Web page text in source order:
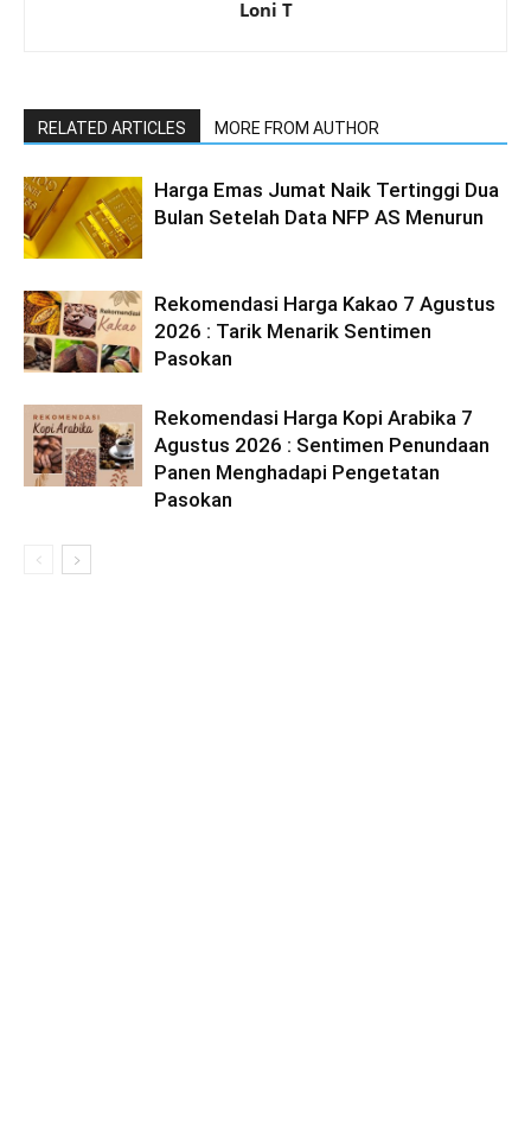
Loni T
RELATED ARTICLES MORE FROM AUTHOR
Harga Emas Jumat Naik Tertinggi Dua
Bulan Setelah Data NFP AS Menurun
Rekomendasi Harga Kakao 7 Agustus
2026 : Tarik Menarik Sentimen
Pasokan
Rekomendasi Harga Kopi Arabika 7
Agustus 2026 : Sentimen Penundaan
Panen Menghadapi Pengetatan
Pasokan